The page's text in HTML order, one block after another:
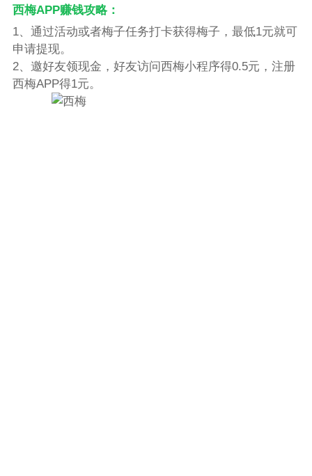
西梅APP赚钱攻略：
1、通过活动或者梅子任务打卡获得梅子，最低1元就可
申请提现。
2、邀好友领现金，好友访问西梅小程序得0.5元，注册
西梅APP得1元。